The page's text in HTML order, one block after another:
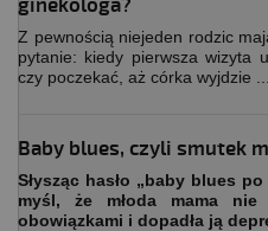
ginekologa?
Z pewnością niejeden rodzic
pytanie: kiedy pierwsza wizyta
czy poczekać, aż córka wyjdzie ...
Baby blues, czyli smutek
Słysząc hasło „baby blues
myśl, że młoda mama
obowiązkami i dopadła ją